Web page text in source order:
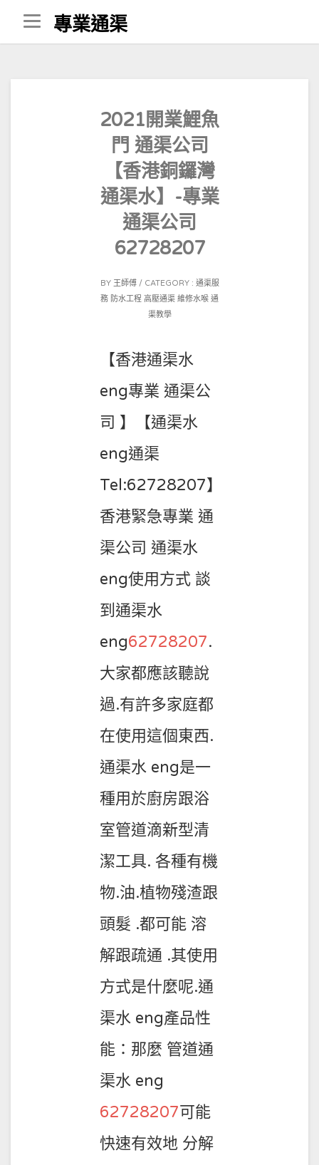
Skip
to
專業通渠
2021開業鯉魚
門 通渠公司
【香港銅鑼灣
通渠水】-專業
通渠公司
62728207
BY 王師傅
POSTED
ON
2021-
CATEGORY : 通渠服
務 防水工程 高壓通渠 維修水喉 通
渠教學
【香港通渠水
eng專業 通渠公
司 】【通渠水
eng通渠
Tel:62728207】
香港緊急專業 通
渠公司 通渠水
eng使用方式 談
到通渠水
eng62728207.
大家都應該聽說
過.有許多家庭都
在使用這個東西.
通渠水 eng是一
種用於廚房跟浴
室管道滴新型清
潔工具. 各種有機
物.油.植物殘渣跟
頭髮 .都可能 溶
解跟疏通 .其使用
方式是什麼呢.通
渠水 eng產品性
能：那麼 管道通
渠水 eng
62728207可能
快速有效地 分解